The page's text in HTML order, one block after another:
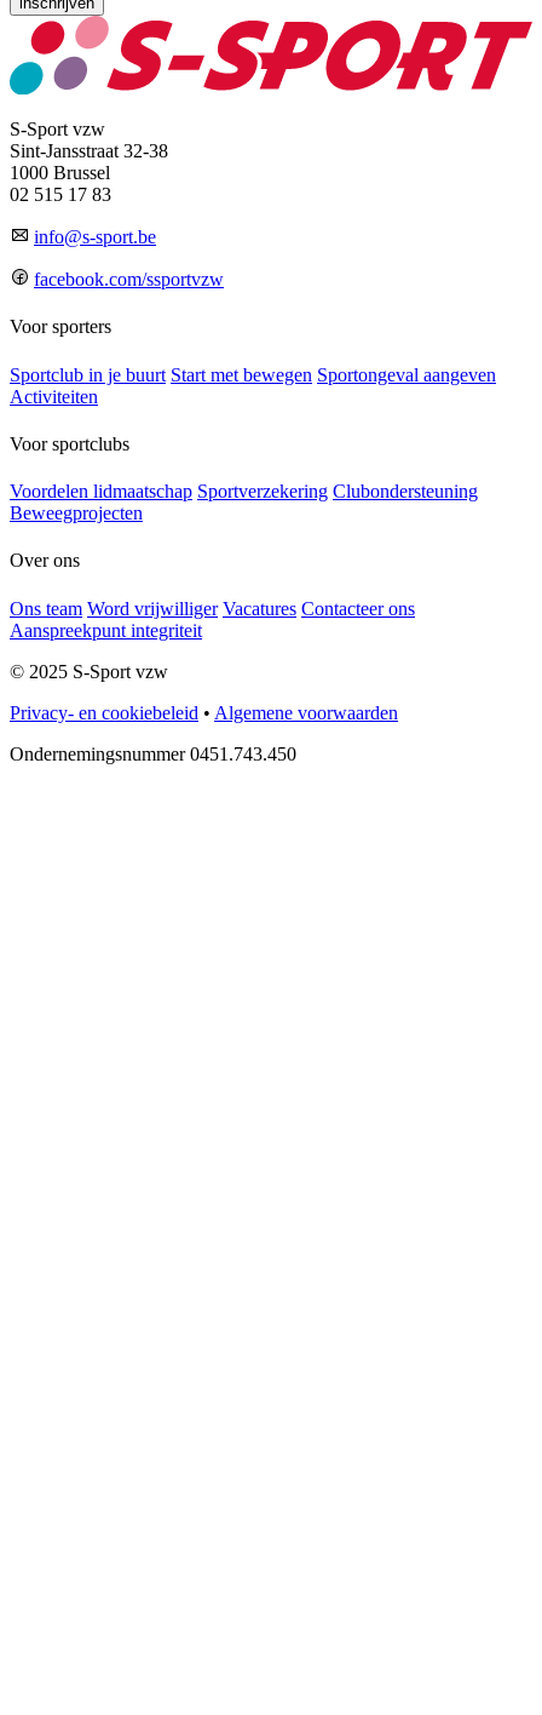
S-Sport vzw
Sint-Jansstraat 32-38
1000 Brussel
02 515 17 83
info@s-sport.be
facebook.com/ssportvzw
Voor sporters
Sportclub in je buurt Start met bewegen Sportongeval aangeven
Activiteiten
Voor sportclubs
Voordelen lidmaatschap Sportverzekering Clubondersteuning
Beweegprojecten
Over ons
Ons team Word vrijwilliger Vacatures Contacteer ons
Aanspreekpunt integriteit
© 2025 S-Sport vzw
Privacy- en cookiebeleid • Algemene voorwaarden
Ondernemingsnummer 0451.743.450